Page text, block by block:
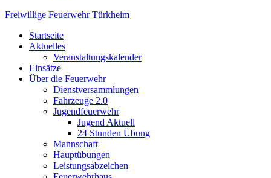
Freiwillige Feuerwehr Türkheim
Startseite
Aktuelles
Veranstaltungskalender
Einsätze
Über die Feuerwehr
Dienstversammlungen
Fahrzeuge 2.0
Jugendfeuerwehr
Jugend Aktuell
24 Stunden Übung
Mannschaft
Hauptübungen
Leistungsabzeichen